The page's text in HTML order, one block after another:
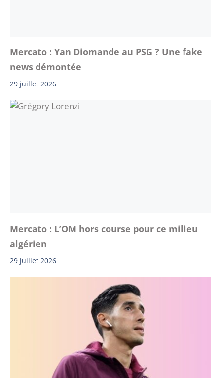
Mercato : Yan Diomande au PSG ? Une fake
news démontée
29 juillet 2026
Mercato : L’OM hors course pour ce milieu
algérien
29 juillet 2026